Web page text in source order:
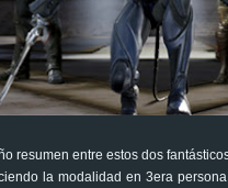
resumen entre estos dos
la modalidad en 3era